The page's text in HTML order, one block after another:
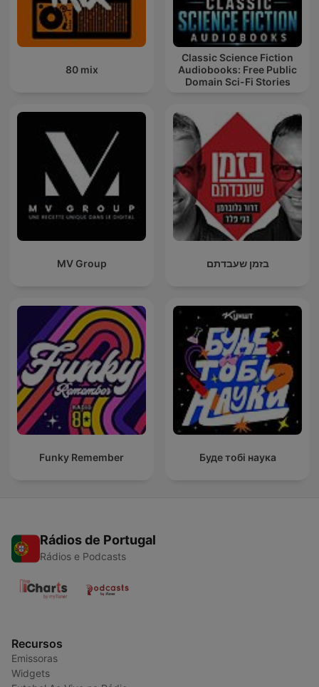
80 mix
Classic Science Fiction
Audiobooks: Free Public
Domain Sci-Fi Stories
MV Group בזמן שעבדתם
Funky Remember Буде тобі наука
Rádios de Portugal
Rádios e Podcasts
Recursos
Emissoras
Widgets